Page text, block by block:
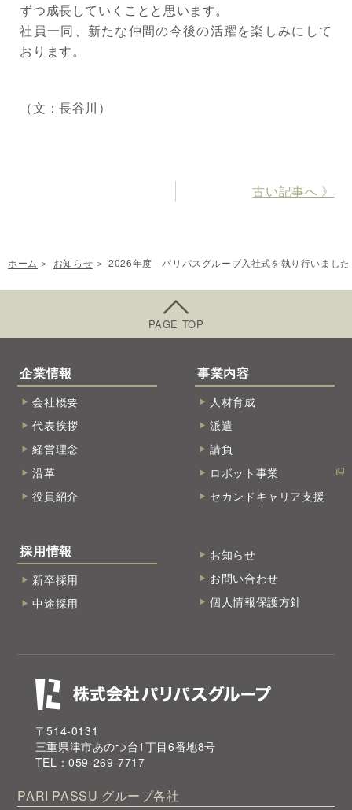
ずつ成長していくことと思います。
社員一同、新たな仲間の今後の活躍を楽しみにして
おります。
（文：長谷川）
古い記事へ 》
ホーム お知らせ 2026年度 パリパスグループ入社式を執り行いました
PAGE TOP
企業情報
会社概要
代表挨拶
経営理念
沿革
役員紹介
事業内容
人材育成
派遣
請負
ロボット事業
セカンドキャリア支援
採用情報
新卒採用
中途採用
お知らせ
お問い合わせ
個人情報保護方針
〒514-0131
三重県津市あのつ台1丁目6番地8号
TEL：059-269-7717
PARI PASSU グループ各社